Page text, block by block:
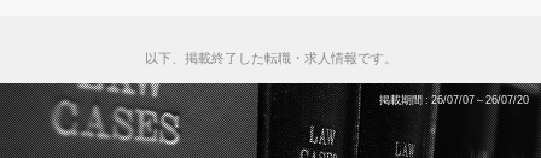
以下、掲載終了した転職・求人情報です。
掲載期間 26/07/07～26/07/20